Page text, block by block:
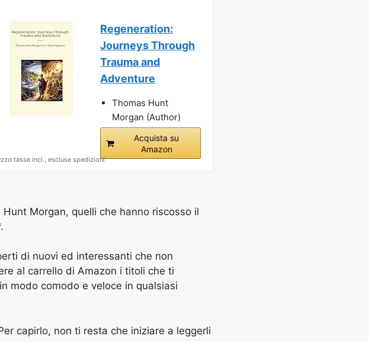
Regeneration:
Journeys Through
Trauma and
Adventure
Thomas Hunt
Morgan (Author)
Acquista su
Amazon
tasse incl., escluse spedizioni
Morgan, quelli che hanno riscosso il
di nuovi ed interessanti che non
al carrello di Amazon i titoli che ti
modo comodo e veloce in qualsiasi
capirlo, non ti resta che iniziare a leggerli